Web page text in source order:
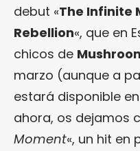
debut «The Infinite
Rebellion«, que en
chicos de
marzo (aunque a
estará disponible
ahora, os dejamos
Moment«, un hit en